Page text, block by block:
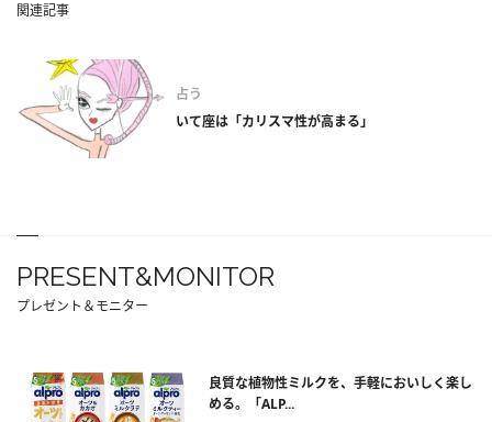
関連記事
占う
いて座は「カリスマ性が高まる」
PRESENT&MONITOR
プレゼント＆モニター
良質な植物性ミルクを、手軽においしく楽し
める。「ALP...